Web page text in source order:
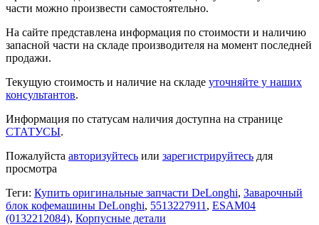
части можно произвести самостоятельно.
На сайте представлена информация по стоимости и наличию
запасной части на складе производителя на момент последней
продажи.
Текущую стоимость и наличие на складе уточняйте у наших
консультантов.
Информация по статусам наличия доступна на странице
СТАТУСЫ.
Пожалуйста авторизуйтесь или зарегистрируйтесь для
просмотра
Теги: Купить оригинальные запчасти DeLonghi, Заварочный
блок кофемашины DeLonghi, 5513227911 , ESAM04
(0132212084), Корпусные детали